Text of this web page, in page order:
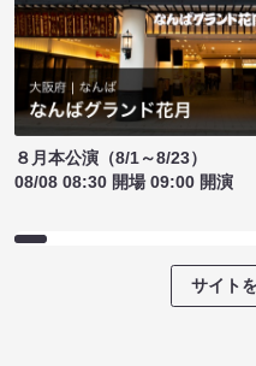
８月本公演（8/1～8/23）
08/08 08:30 開場 09:00 開演
サイト